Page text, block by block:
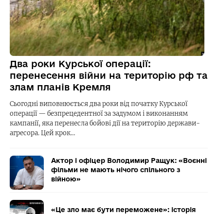
Два роки Курської операції:
перенесення війни на територію рф та
злам планів Кремля
Сьогодні виповнюється два роки від початку Курської
операції — безпрецедентної за задумом і виконанням
кампанії, яка перенесла бойові дії на територію держави-
агресора. Цей крок…
Актор і офіцер Володимир Ращук: «Воєнні
фільми не мають нічого спільного з
війною»
«Це зло має бути переможене»: історія